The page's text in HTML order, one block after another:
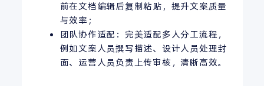
前在文档编辑后复制粘贴，提升文案质量
与效率；
团队协作适配：完美适配多人分工流程，
例如文案人员撰写描述、设计人员处理封
面、运营人员负责上传审核，清晰高效。